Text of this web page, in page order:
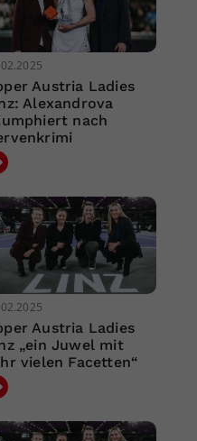
Austria Ladies
Alexandrova
nach
Austria Ladies
„ein Juwel mit
vielen Facetten“